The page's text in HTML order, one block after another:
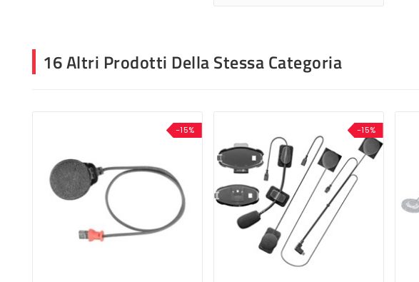
16 Altri Prodotti Della Stessa Categoria
-15% -15%